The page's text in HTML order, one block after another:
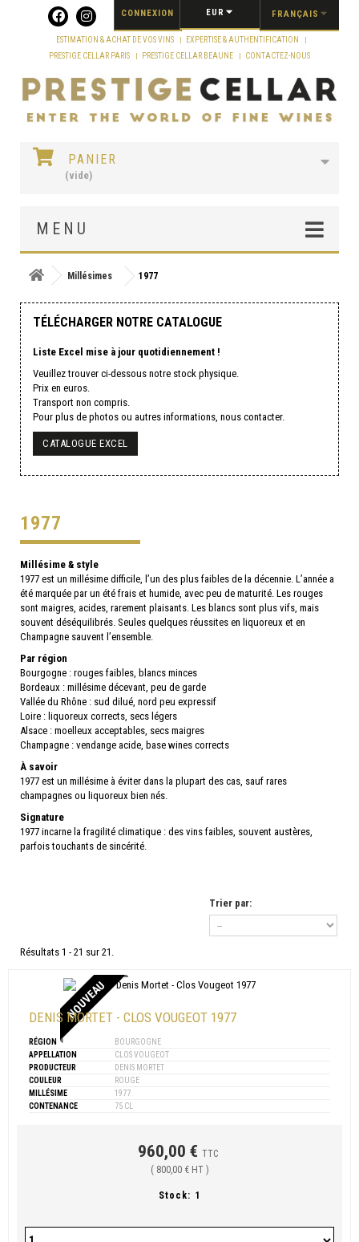
FRANÇAIS
EUR
CONNEXION
ESTIMATION & ACHAT DE VOS VINS
EXPERTISE & AUTHENTIFICATION
PRESTIGE CELLAR PARIS
PRESTIGE CELLAR BEAUNE CONTACTEZ-NOUS
PANIER
(vide)
MENU
Millésimes 1977
TÉLÉCHARGER NOTRE CATALOGUE
Liste Excel mise à jour quotidiennement !
Veuillez trouver ci-dessous notre stock physique.
Prix en euros.
Transport non compris.
Pour plus de photos ou autres informations, nous contacter.
CATALOGUE EXCEL
1977
Millésime & style
1977 est un millésime difficile, l’un des plus faibles de la décennie. L’année a
été marquée par un été frais et humide, avec peu de maturité. Les rouges
sont maigres, acides, rarement plaisants. Les blancs sont plus vifs, mais
souvent déséquilibrés. Seules quelques réussites en liquoreux et en
Champagne sauvent l’ensemble.
Par région
Bourgogne : rouges faibles, blancs minces
Bordeaux : millésime décevant, peu de garde
Vallée du Rhône : sud dilué, nord peu expressif
Loire : liquoreux corrects, secs légers
Alsace : moelleux acceptables, secs maigres
Champagne : vendange acide, base wines corrects
À savoir
1977 est un millésime à éviter dans la plupart des cas, sauf rares
champagnes ou liquoreux bien nés.
Signature
1977 incarne la fragilité climatique : des vins faibles, souvent austères,
parfois touchants de sincérité.
Trier par:
Résultats 1 - 21 sur 21.
NOUVEAU
DENIS MORTET - CLOS VOUGEOT 1977
RÉGION
BOURGOGNE
APPELLATION
CLOS VOUGEOT
PRODUCTEUR
DENIS MORTET
COULEUR
ROUGE
MILLÉSIME
1977
CONTENANCE
75 CL
960,00 € TTC
( 800,00 € HT )
Stock: 1
Panneau de gestion des cookies